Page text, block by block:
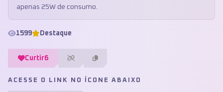
apenas 25W de consumo.
1599 Destaque
Curtir6
ACESSE O LINK NO ÍCONE ABAIXO